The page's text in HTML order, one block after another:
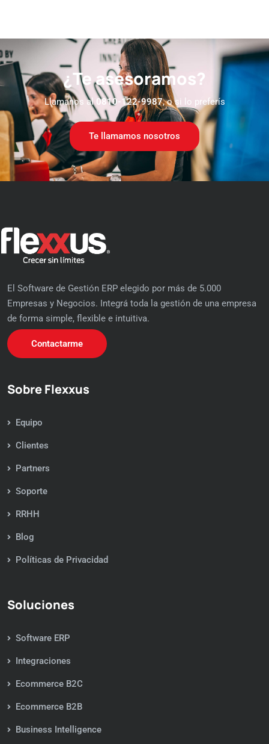
¿Te asesoramos?
Llamanos al 0810-122-9987, o si lo preferís
Te llamamos nosotros
El Software de Gestión ERP elegido por más de 5.000
Empresas y Negocios. Integrá toda la gestión de una empresa
de forma simple, flexible e intuitiva.
Contactarme
Sobre Flexxus
Equipo
Clientes
Partners
Soporte
RRHH
Blog
Políticas de Privacidad
Soluciones
Software ERP
Integraciones
Ecommerce B2C
Ecommerce B2B
Business Intelligence